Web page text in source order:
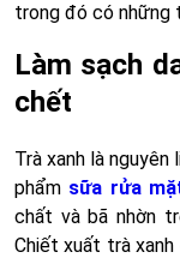
trong đó có những
Làm sạch
chết
Trà xanh là
phẩm sữa rửa
chất và bã nhờn
Chiết xuất trà